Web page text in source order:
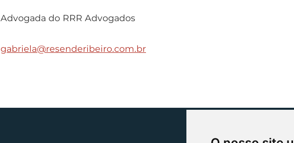
Advogada do RRR Advogados
gabriela@resenderibeiro.com.br